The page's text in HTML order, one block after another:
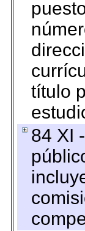
título
84 XI